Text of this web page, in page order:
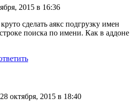
2015 в 16:36
сделать аякс подгрузку имен
поиска по имени. Как в аддоне
28 октября, 2015 в 18:40